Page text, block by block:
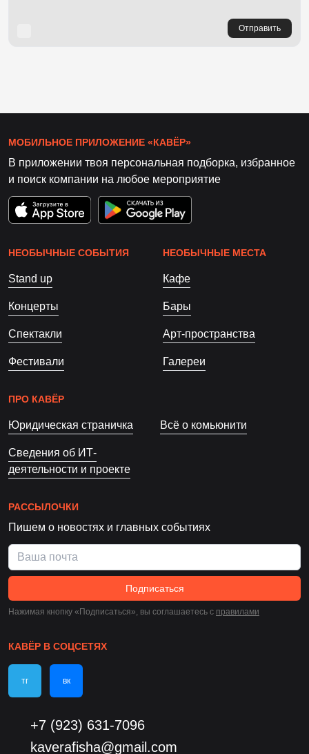
Отправить
МОБИЛЬНОЕ ПРИЛОЖЕНИЕ «КАВЁР»
В приложении твоя персональная подборка, избранное
и поиск компании на любое мероприятие
НЕОБЫЧНЫЕ СОБЫТИЯ
Stand up
Концерты
Спектакли
Фестивали
НЕОБЫЧНЫЕ МЕСТА
Кафе
Бары
Арт-пространства
Галереи
ПРО КАВЁР
Юридическая страничка Всё о комьюнити
Сведения об ИТ-
деятельности и проекте
РАССЫЛОЧКИ
Пишем о новостях и главных событиях
Подписаться
Нажимая кнопку «Подписаться», вы соглашаетесь c правилами
КАВЁР В СОЦСЕТЯХ
тг вк
+7 (923) 631-7096
kaverafisha@gmail.com